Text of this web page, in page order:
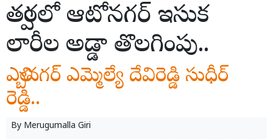
త్వరలో ఆటోనగర్ ఇసుక
లారీల అడ్డా తొలగింపు..
ఎల్బినగర్ ఎమ్మెల్యే దేవిరెడ్డి సుధీర్
రెడ్డి..
By Merugumalla Giri